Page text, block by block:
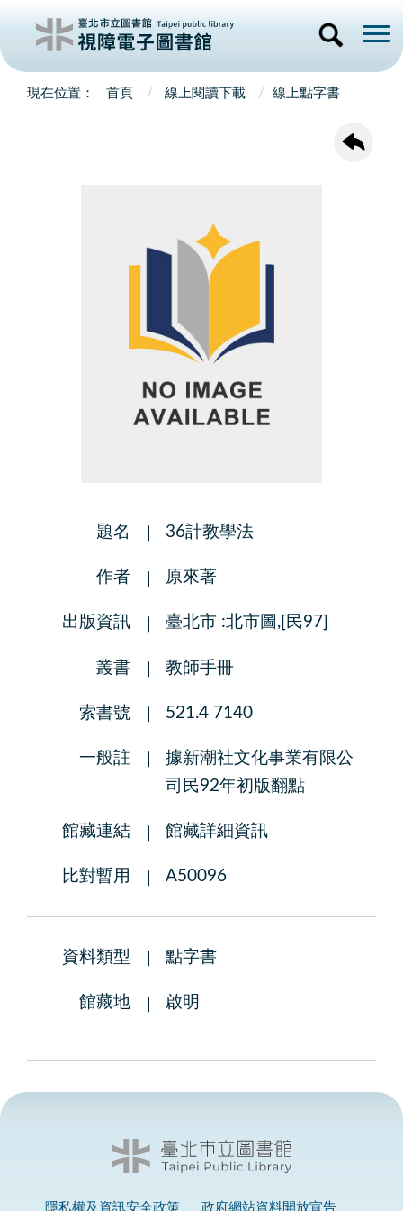
首頁 線上閱讀下載 線上點字書
題名 36計教學法
作者 原來著
出版資訊 臺北市 :北市圖,[民97]
叢書 教師手冊
索書號 521.4 7140
一般註
據新潮社文化事業有限公
司民92年初版翻點
館藏連結 館藏詳細資訊
比對暫用 A50096
資料類型 點字書
館藏地 啟明
隱私權及資訊安全政策 政府網站資料開放宣告